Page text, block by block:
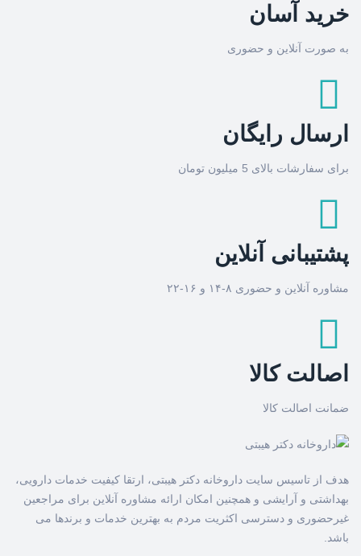
خرید آسان
به صورت آنلاین و حضوری
ارسال رایگان
برای سفارشات بالای 5 میلیون تومان
پشتیبانی آنلاین
مشاوره آنلاین و حضوری ۸-۱۴ و ۱۶-۲۲
اصالت کالا
ضمانت اصالت کالا
هدف از تاسیس سایت داروخانه دکتر هیبتی، ارتقا کیفیت خدمات دارویی،
بهداشتی و آرایشی و همچنین امکان ارائه مشاوره آنلاین برای مراجعین
غیرحضوری و دسترسی اکثریت مردم به بهترین خدمات و برندها می
باشد.